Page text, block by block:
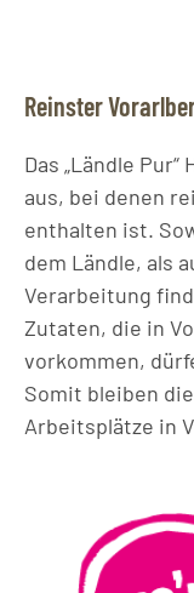
Reinster
Das „Ländle
aus, bei denen
enthalten ist.
dem Ländle, als
Verarbeitung
Zutaten, die in
vorkommen,
Somit bleiben
Arbeitsplätze in